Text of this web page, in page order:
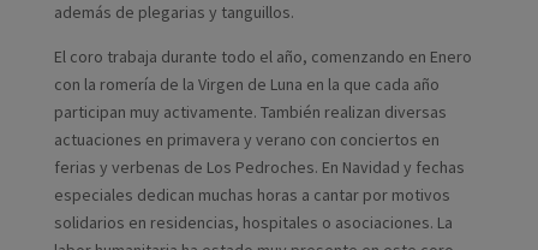
además de plegarias y tanguillos.
El coro trabaja durante todo el año, comenzando en Enero
con la romería de la Virgen de Luna en la que cada año
participan muy activamente. También realizan diversas
actuaciones en primavera y verano con conciertos en
ferias y verbenas de Los Pedroches. En Navidad y fechas
especiales dedican muchas horas a cantar por motivos
solidarios en residencias, hospitales o asociaciones. La